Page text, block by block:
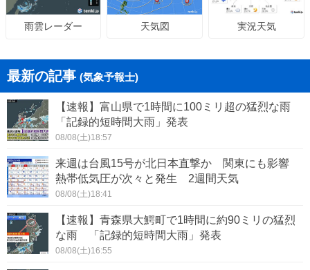
雨雲レーダー 天気図 実況天気
最新の記事 (気象予報士)
【速報】富山県で1時間に100ミリ超の猛烈な雨
「記録的短時間大雨」発表
08/08(土)18:57
来週は台風15号が北日本直撃か 関東にも影響
熱帯低気圧が次々と発生 2週間天気
08/08(土)18:41
【速報】青森県大鰐町で1時間に約90ミリの猛烈
な雨 「記録的短時間大雨」発表
08/08(土)16:55